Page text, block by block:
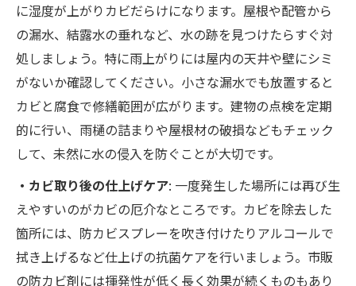
に湿度が上がりカビだらけになります。屋根や配管から
の漏水、結露水の垂れなど、水の跡を見つけたらすぐ対
処しましょう。特に雨上がりには屋内の天井や壁にシミ
がないか確認してください。小さな漏水でも放置すると
カビと腐食で修繕範囲が広がります。建物の点検を定期
的に行い、雨樋の詰まりや屋根材の破損などもチェック
して、未然に水の侵入を防ぐことが大切です。
・カビ取り後の仕上げケア: 一度発生した場所には再び生
えやすいのがカビの厄介なところです。カビを除去した
箇所には、防カビスプレーを吹き付けたりアルコールで
拭き上げるなど仕上げの抗菌ケアを行いましょう。市販
の防カビ剤には揮発性が低く長く効果が続くものもあり